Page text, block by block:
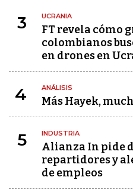
3 UCRANIA
FT revela cómo
colombianos
en drones en
4 ANÁLISIS
Más Hayek,
5 INDUSTRIA
Alianza In pide
repartidores y
de empleos